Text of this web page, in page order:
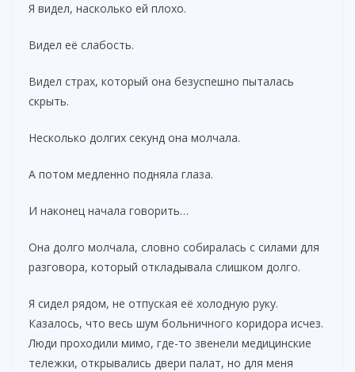
Я видел, насколько ей плохо.
Видел её слабость.
Видел страх, который она безуспешно пыталась
скрыть.
Несколько долгих секунд она молчала.
А потом медленно подняла глаза.
И наконец начала говорить…
Она долго молчала, словно собиралась с силами для
разговора, который откладывала слишком долго.
Я сидел рядом, не отпуская её холодную руку.
Казалось, что весь шум больничного коридора исчез.
Люди проходили мимо, где-то звенели медицинские
тележки, открывались двери палат, но для меня